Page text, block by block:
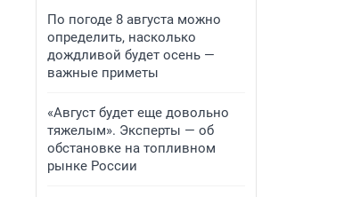
По погоде 8 августа можно
определить, насколько
дождливой будет осень —
важные приметы
«Август будет еще довольно
тяжелым». Эксперты — об
обстановке на топливном
рынке России